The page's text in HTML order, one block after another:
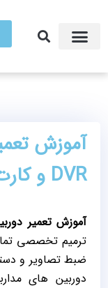
آموزش
DVR و کارت های کپچر
آموزش تعمیر
ترمیم تخصصی
دوربین های